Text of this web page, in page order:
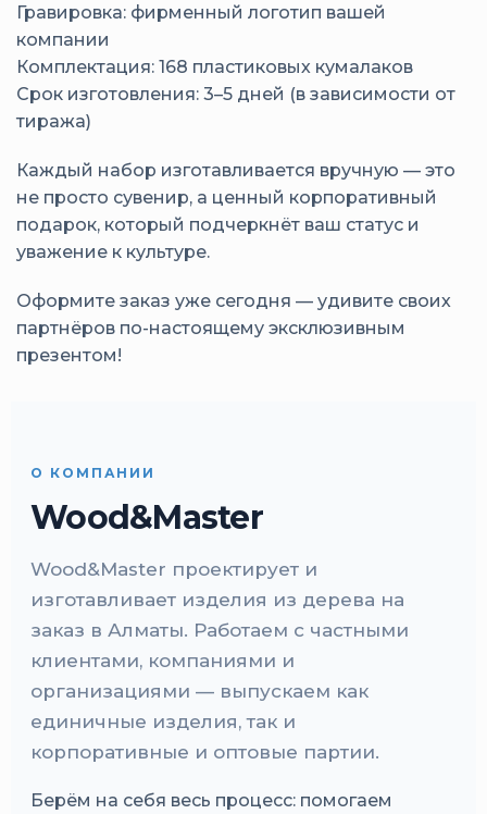
Гравировка: фирменный логотип вашей
компании
Комплектация: 168 пластиковых кумалаков
Срок изготовления: 3–5 дней (в зависимости от
тиража)
Каждый набор изготавливается вручную — это
не просто сувенир, а ценный корпоративный
подарок, который подчеркнёт ваш статус и
уважение к культуре.
Оформите заказ уже сегодня — удивите своих
партнёров по-настоящему эксклюзивным
презентом!
О КОМПАНИИ
Wood&Master
Wood&Master проектирует и
изготавливает изделия из дерева на
заказ в Алматы. Работаем с частными
клиентами, компаниями и
организациями — выпускаем как
единичные изделия, так и
корпоративные и оптовые партии.
Берём на себя весь процесс: помогаем